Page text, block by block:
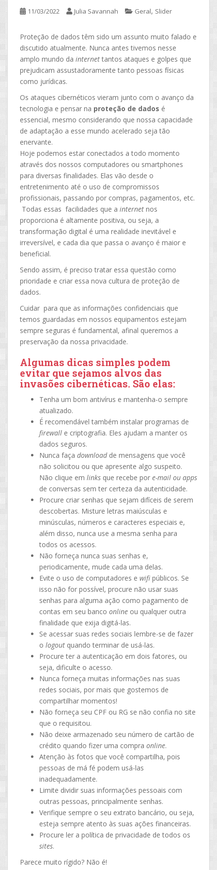
11/03/2022 Julia Savannah Geral, Slider
Proteção de dados têm sido um assunto muito falado e
discutido atualmente. Nunca antes tivemos nesse
amplo mundo da internet tantos ataques e golpes que
prejudicam assustadoramente tanto pessoas físicas
como jurídicas.
Os ataques cibernéticos vieram junto com o avanço da
tecnologia e pensar na proteção de dados é
essencial, mesmo considerando que nossa capacidade
de adaptação a esse mundo acelerado seja tão
enervante.
Hoje podemos estar conectados a todo momento
através dos nossos computadores ou smartphones
para diversas finalidades. Elas vão desde o
entretenimento até o uso de compromissos
profissionais, passando por compras, pagamentos, etc.
Todas essas facilidades que a internet nos
proporciona é altamente positiva, ou seja, a
transformação digital é uma realidade inevitável e
irreversível, e cada dia que passa o avanço é maior e
beneficial.
Sendo assim, é preciso tratar essa questão como
prioridade e criar essa nova cultura de proteção de
dados.
Cuidar para que as informações confidenciais que
temos guardadas em nossos equipamentos estejam
sempre seguras é fundamental, afinal queremos a
preservação da nossa privacidade.
Algumas dicas simples podem
evitar que sejamos alvos das
invasões cibernéticas. São elas:
Tenha um bom antivírus e mantenha-o sempre
atualizado.
É recomendável também instalar programas de
firewall e criptografia. Eles ajudam a manter os
dados seguros.
Nunca faça downloadde mensagens que você
não solicitou ou que apresente algo suspeito.
Não clique em links que recebe por e-mail ou apps
de conversas sem ter certeza da autenticidade.
Procure criar senhas que sejam difíceis de serem
descobertas. Misture letras maiúsculas e
minúsculas, números e caracteres especiais e,
além disso, nunca use a mesma senha para
todos os acessos.
Não forneça nunca suas senhas e,
periodicamente, mude cada uma delas.
Evite o uso de computadores e wifi públicos. Se
isso não for possível, procure não usar suas
senhas para alguma ação como pagamento de
contas em seu banco online ou qualquer outra
finalidade que exija digitá-las.
Se acessar suas redes sociais lembre-se de fazer
o logout quando terminar de usá-las.
Procure ter a autenticação em dois fatores, ou
seja, dificulte o acesso.
Nunca forneça muitas informações nas suas
redes sociais, por mais que gostemos de
compartilhar momentos!
Não forneça seu CPF ou RG se não confia no site
que o requisitou.
Não deixe armazenado seu número de cartão de
crédito quando fizer uma compra online.
Atenção às fotos que você compartilha, pois
pessoas de má fé podem usá-las
inadequadamente.
Limite dividir suas informações pessoais com
outras pessoas, principalmente senhas.
Verifique sempre o seu extrato bancário, ou seja,
esteja sempre atento às suas ações financeiras.
Procure ler a política de privacidade de todos os
sites.
Parece muito rígido? Não é!